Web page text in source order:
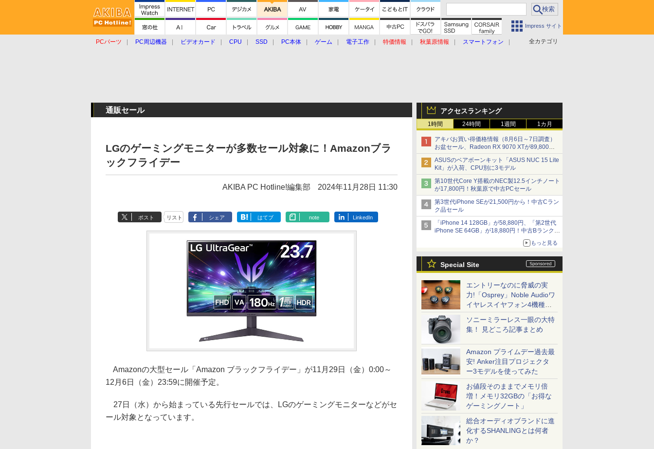
Impress サイト
全カテゴリ
PCパーツ PC周辺機器 ビデオカード CPU SSD PC本体 ゲーム 電子工作 特価情報 秋葉原情報
スマートフォン
アクセスランキング
1時間 24時間 1週間 1カ月
アキバお買い得価格情報（8月6日～7日調査）
お盆セール、Radeon RX 9070 XTが89,800
円、水平周波数24.8kHz対応の17型モニターが
9,801円、暑さ指数連動セール ほか
ASUSのベアボーンキット「ASUS NUC 15 Lite
Kit」が入荷、CPU別に3モデル
第10世代Core Y搭載のNEC製12.5インチノート
が17,800円！秋葉原で中古PCセール
第3世代iPhone SEが21,500円から！中古Cラン
ク品セール
「iPhone 14 128GB」が58,880円、「第2世代
iPhone SE 64GB」が18,880円！中古Bランク品
もっと見る
Special Site
エントリーなのに脅威の実
力!「Osprey」Noble Audioワ
イヤレスイヤフォン4機種を
一気に聴く
ソニーミラーレス一眼の大特
集！ 見どころ記事まとめ
Amazon プライムデー過去最
安! Anker注目プロジェクタ
ー3モデルを使ってみた
お値段そのままでメモリ倍
増！メモリ32GBの「お得な
ゲーミングノート」
総合オーディオブランドに進
化するSHANLINGとは何者
か？
通販セール
LGのゲーミングモニターが多数セール対象に！Amazonブラ
ックフライデー
AKIBA PC Hotline!編集部 2024年11月28日 11:30
ポスト リスト シェア はてブ note LinkedIn
Amazonの大型セール「Amazon ブラックフライデー」が11月29日（金）0:00～
12月6日（金）23:59に開催予定。
27日（水）から始まっている先行セールでは、LGのゲーミングモニターなどがセ
ール対象となっています。